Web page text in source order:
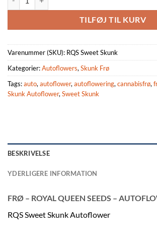
TILFØJ TIL KURV
Varenummer (SKU): RQS Sweet Skunk
Kategorier:Autoflowers, Skunk Frø
Tags:auto, autoflower, autoflowering, cannabisfrø,
Skunk Autoflower, Sweet Skunk
BESKRIVELSE
YDERLIGERE INFORMATION
FRØ – ROYAL QUEEN SEEDS –
RQS Sweet Skunk Autoflower